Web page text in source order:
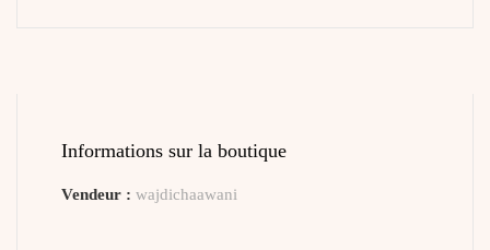
Informations sur la boutique
Vendeur : wajdichaawani